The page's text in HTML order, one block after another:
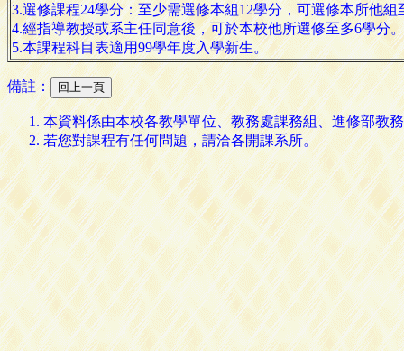
3.選修課程24學分：至少需選修本組12學分，可選修本所他組
4.經指導教授或系主任同意後，可於本校他所選修至多6學分。
5.本課程科目表適用99學年度入學新生。
備註：
本資料係由本校各教學單位、教務處課務組、進修部教
若您對課程有任何問題，請洽各開課系所。